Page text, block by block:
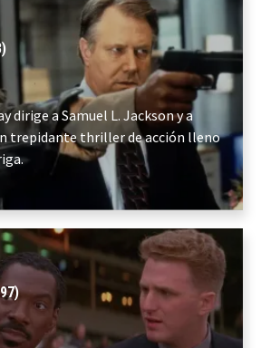
dirige a Samuel L. Jackson y a
trepidante thriller de acción lleno